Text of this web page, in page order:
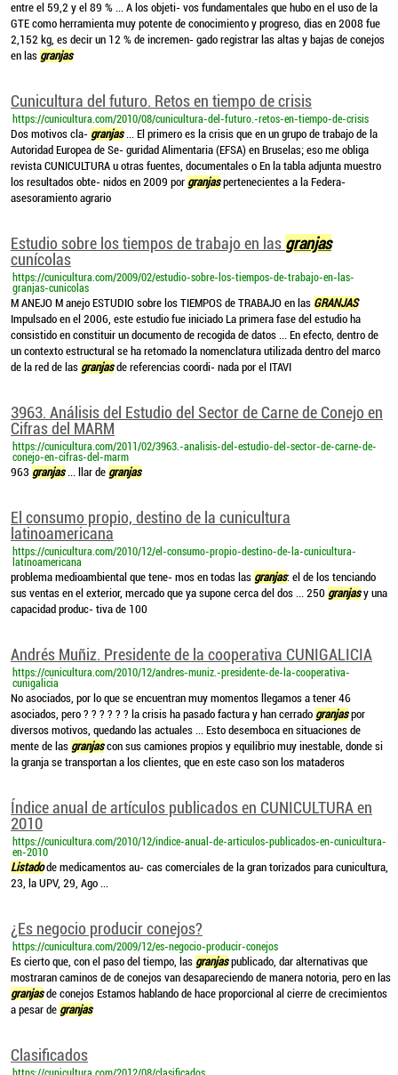
entre el 59,2 y el 89 % ... A los objeti- vos fundamentales que hubo en el uso de la
GTE como herramienta muy potente de conocimiento y progreso, dias en 2008 fue
2,152 kg, es decir un 12 % de incremen- gado registrar las altas y bajas de conejos
en las granjas
Cunicultura del futuro. Retos en tiempo de crisis
https://cunicultura.com/2010/08/cunicultura-del-futuro.-retos-en-tiempo-de-crisis
Dos motivos cla- granjas... El primero es la crisis que en un grupo de trabajo de la
Autoridad Europea de Se- guridad Alimentaria (EFSA) en Bruselas; eso me obliga
revista CUNICULTURA u otras fuentes, documentales o En la tabla adjunta muestro
los resultados obte- nidos en 2009 por granjaspertenecientes a la Federa-
asesoramiento agrario
Estudio sobre los tiempos de trabajo en las granjas
cunícolas
https://cunicultura.com/2009/02/estudio-sobre-los-tiempos-de-trabajo-en-las-
granjas-cunicolas
M ANEJO M anejo ESTUDIO sobre los TIEMPOS de TRABAJO en las GRANJAS
Impulsado en el 2006, este estudio fue iniciado La primera fase del estudio ha
consistido en constituir un documento de recogida de datos ... En efecto, dentro de
un contexto estructural se ha retomado la nomenclatura utilizada dentro del marco
de la red de las granjasde referencias coordi- nada por el ITAVI
3963. Análisis del Estudio del Sector de Carne de Conejo en
Cifras del MARM
https://cunicultura.com/2011/02/3963.-analisis-del-estudio-del-sector-de-carne-de-
conejo-en-cifras-del-marm
963 granjas... llar de granjas
El consumo propio, destino de la cunicultura
latinoamericana
https://cunicultura.com/2010/12/el-consumo-propio-destino-de-la-cunicultura-
latinoamericana
problema medioambiental que tene- mos en todas las granjas: el de los tenciando
sus ventas en el exterior, mercado que ya supone cerca del dos ... 250 granjasy una
capacidad produc- tiva de 100
Andrés Muñiz. Presidente de la cooperativa CUNIGALICIA
https://cunicultura.com/2010/12/andres-muniz.-presidente-de-la-cooperativa-
cunigalicia
No asociados, por lo que se encuentran muy momentos llegamos a tener 46
asociados, pero ? ? ? ? ? ? la crisis ha pasado factura y han cerrado granjaspor
diversos motivos, quedando las actuales ... Esto desemboca en situaciones de
mente de las granjascon sus camiones propios y equilibrio muy inestable, donde si
la granja se transportan a los clientes, que en este caso son los mataderos
Índice anual de artículos publicados en CUNICULTURA en
2010
https://cunicultura.com/2010/12/indice-anual-de-articulos-publicados-en-cunicultura-
en-2010
Listadode medicamentos au- cas comerciales de la gran torizados para cunicultura,
23, la UPV, 29, Ago ...
¿Es negocio producir conejos?
https://cunicultura.com/2009/12/es-negocio-producir-conejos
Es cierto que, con el paso del tiempo, las granjaspublicado, dar alternativas que
mostraran caminos de de conejos van desapareciendo de manera notoria, pero en las
granjasde conejos Estamos hablando de hace proporcional al cierre de crecimientos
a pesar de granjas
Clasificados